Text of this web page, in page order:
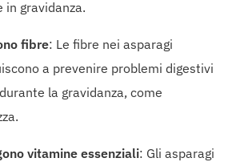
in gravidanza.
fibre: Le fibre nei asparagi
a prevenire problemi digestivi
la gravidanza, come
vitamine essenziali: Gli asparagi